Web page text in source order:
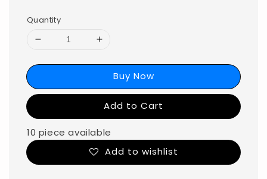
Quantity
Buy Now
Add to Cart
10 piece available
Add to wishlist